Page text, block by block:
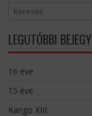
LEGUTÓBBI
16 éve
15 éve
Kango XIII.